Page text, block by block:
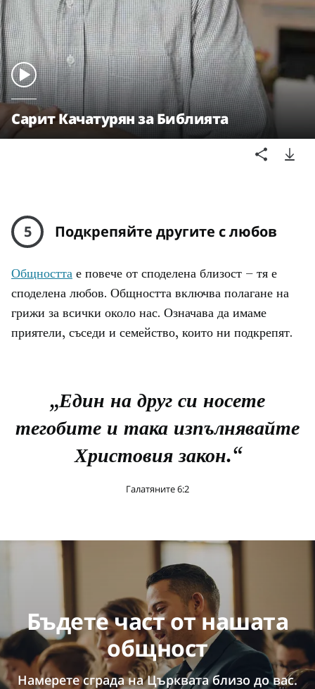
Сарит Качатурян за Библията
5 Подкрепяйте другите с любов
Общността е повече от споделена близост – тя е
споделена любов. Общността включва полагане на
грижи за всички около нас. Означава да имаме
приятели, съседи и семейство, които ни подкрепят.
„Един на друг си носете
тегобите и така изпълнявайте
Христовия закон.“
Гaлатяните 6:2
Бъдете част от нашата
общност
Намерете сграда на Църквата близо до вас.